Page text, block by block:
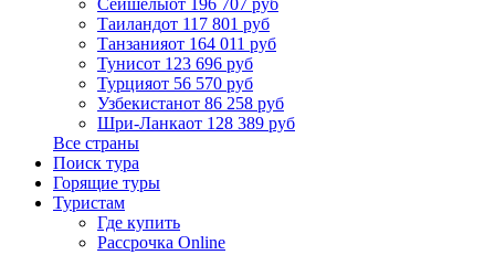
Сейшелыот 196 707 руб
Таиландот 117 801 руб
Танзанияот 164 011 руб
Тунисот 123 696 руб
Турцияот 56 570 руб
Узбекистанот 86 258 руб
Шри-Ланкаот 128 389 руб
Все страны
Поиск тура
Горящие туры
Туристам
Где купить
Рассрочка Online